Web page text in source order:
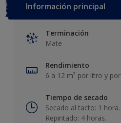
Información principal
Terminación
Mate
Rendimiento
6 a 12 m² por litro y
Tiempo de secado
Secado al tacto: 1 hora.
Repintado: 4 horas.